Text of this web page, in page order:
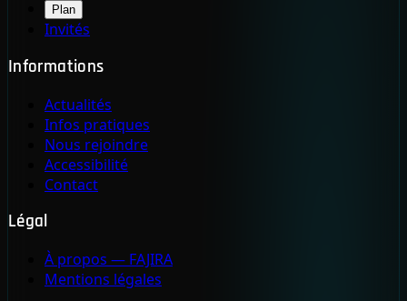
Plan
Invités
Informations
Actualités
Infos pratiques
Nous rejoindre
Accessibilité
Contact
Légal
À propos — FAJIRA
Mentions légales